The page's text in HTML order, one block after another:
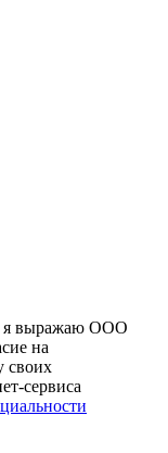
я выражаю ООО
на
своих
сервиса